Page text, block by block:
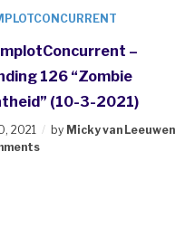
–
126 “Zombie
(10-3-2021)
2021 by Micky van Leeuwen